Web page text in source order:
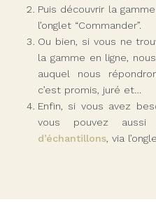
Puis découvrir la
l’onglet “Commander”.
Ou bien, si vous ne
la gamme en ligne,
auquel nous
c’est promis, juré et…
Enfin, si vous avez
vous pouvez aussi
d’échantillons, via